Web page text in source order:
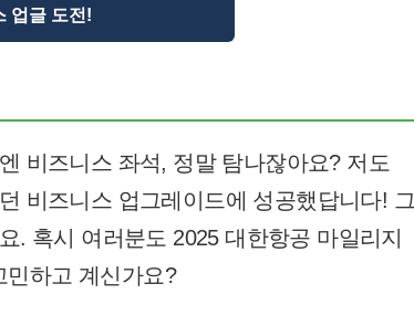
업글 도전!
비즈니스 좌석, 정말 탐나잖아요? 저도
비즈니스 업그레이드에 성공했답니다! 그
. 혹시 여러분도 2025 대한항공 마일리지
민하고 계신가요?